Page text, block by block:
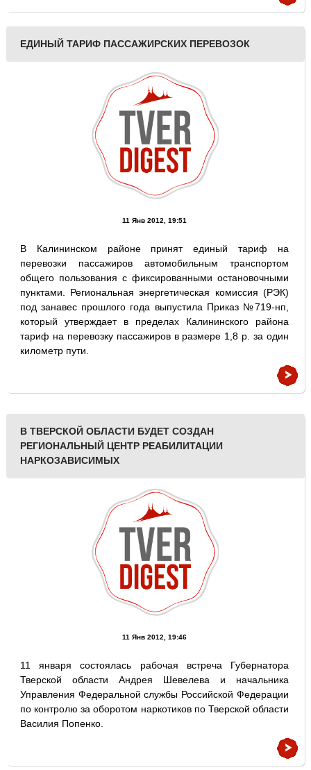
ЕДИНЫЙ ТАРИФ ПАССАЖИРСКИХ ПЕРЕВОЗОК
11 Янв 2012, 19:51
В Калининском районе принят единый тариф на
перевозки пассажиров автомобильным транспортом
общего пользования с фиксированными остановочными
пунктами. Региональная энергетическая комиссия (РЭК)
под занавес прошлого года выпустила Приказ №719-нп,
который утверждает в пределах Калининского района
тариф на перевозку пассажиров в размере 1,8 р. за один
километр пути.
В ТВЕРСКОЙ ОБЛАСТИ БУДЕТ СОЗДАН
РЕГИОНАЛЬНЫЙ ЦЕНТР РЕАБИЛИТАЦИИ
НАРКОЗАВИСИМЫХ
11 Янв 2012, 19:46
11 января состоялась рабочая встреча Губернатора
Тверской области Андрея Шевелева и начальника
Управления Федеральной службы Российской Федерации
по контролю за оборотом наркотиков по Тверской области
Василия Попенко.